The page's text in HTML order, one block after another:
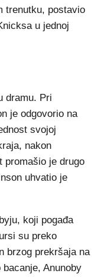
trenutku, postavio
u jednoj
dramu. Pri
je odgovorio na
svojoj
nakon
promašio je drugo
uhvatio je
koji pogađa
su preko
brzog prekršaja na
Anunoby